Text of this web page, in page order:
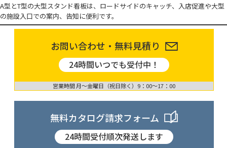
A型とT型の大型スタンド看板は、ロードサイドのキャッチ、入店促進や大型
の施設入口での案内、告知に便利です。
お問い合わせ・無料見積り
24時間いつでも受付中！
営業時間 月〜金曜日（祝日除く）9：00〜17：00
無料カタログ請求フォーム
24時間受付順次発送します